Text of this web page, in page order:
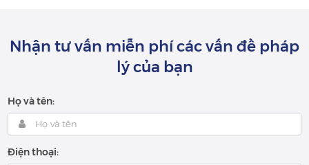
Nhận tư vấn miễn phí các vấn đề pháp
lý của bạn
Họ và tên:
Điện thoại: